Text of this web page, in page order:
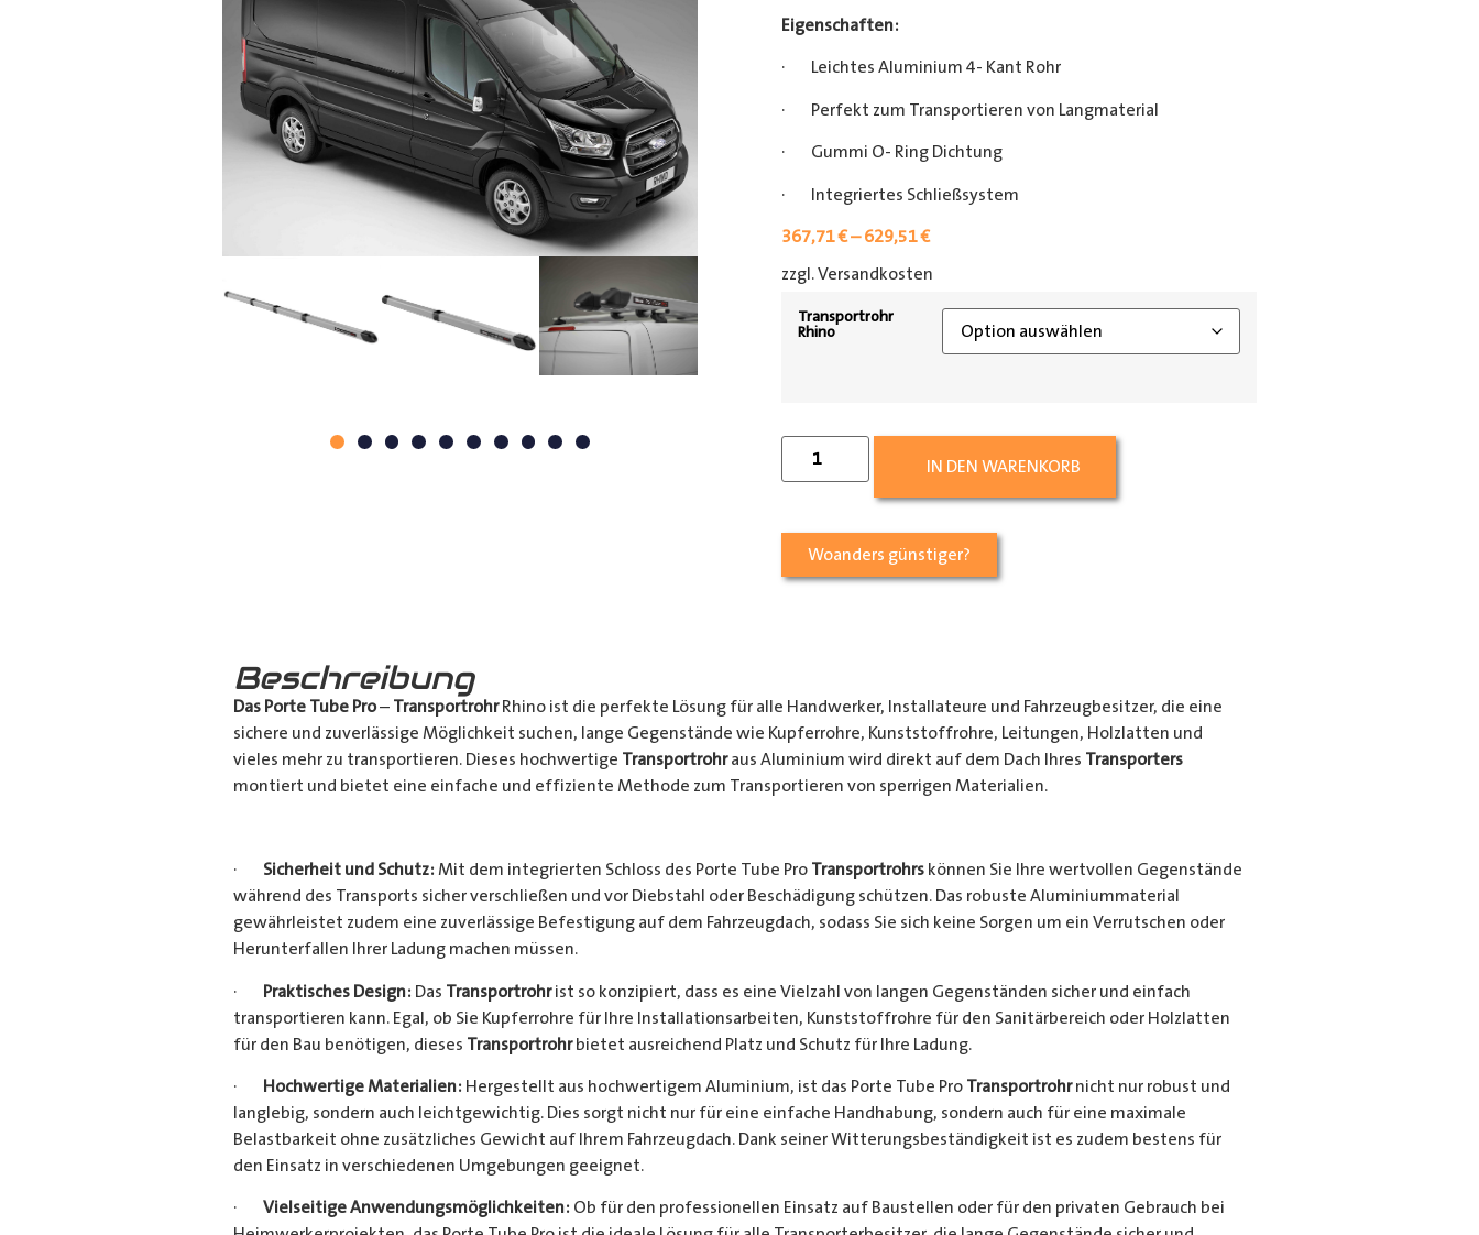
Eigenschaften:
· Leichtes Aluminium 4- Kant Rohr
· Perfekt zum Transportieren von Langmaterial
· Gummi O- Ring Dichtung
· Integriertes Schließsystem
367,71€–629,51€
zzgl. Versandkosten
Transportrohr
Rhino
IN DEN WARENKORB
Woanders günstiger?
Beschreibung
Das Porte Tube Pro– TransportrohrRhino ist die perfekte Lösung für alle Handwerker, Installateure und Fahrzeugbesitzer, die eine
sichere und zuverlässige Möglichkeit suchen, lange Gegenstände wie Kupferrohre, Kunststoffrohre, Leitungen, Holzlatten und
vieles mehr zu transportieren. Dieses hochwertige Transportrohraus Aluminium wird direkt auf dem Dach Ihres Transporters
montiert und bietet eine einfache und effiziente Methode zum Transportieren von sperrigen Materialien.
· Sicherheit und Schutz: Mit dem integrierten Schloss des Porte Tube Pro Transportrohrskönnen Sie Ihre wertvollen Gegenstände
während des Transports sicher verschließen und vor Diebstahl oder Beschädigung schützen. Das robuste Aluminiummaterial
gewährleistet zudem eine zuverlässige Befestigung auf dem Fahrzeugdach, sodass Sie sich keine Sorgen um ein Verrutschen oder
Herunterfallen Ihrer Ladung machen müssen.
· Praktisches Design: Das Transportrohrist so konzipiert, dass es eine Vielzahl von langen Gegenständen sicher und einfach
transportieren kann. Egal, ob Sie Kupferrohre für Ihre Installationsarbeiten, Kunststoffrohre für den Sanitärbereich oder Holzlatten
für den Bau benötigen, dieses Transportrohrbietet ausreichend Platz und Schutz für Ihre Ladung.
· Hochwertige Materialien: Hergestellt aus hochwertigem Aluminium, ist das Porte Tube Pro Transportrohrnicht nur robust und
langlebig, sondern auch leichtgewichtig. Dies sorgt nicht nur für eine einfache Handhabung, sondern auch für eine maximale
Belastbarkeit ohne zusätzliches Gewicht auf Ihrem Fahrzeugdach. Dank seiner Witterungsbeständigkeit ist es zudem bestens für
den Einsatz in verschiedenen Umgebungen geeignet.
· Vielseitige Anwendungsmöglichkeiten: Ob für den professionellen Einsatz auf Baustellen oder für den privaten Gebrauch bei